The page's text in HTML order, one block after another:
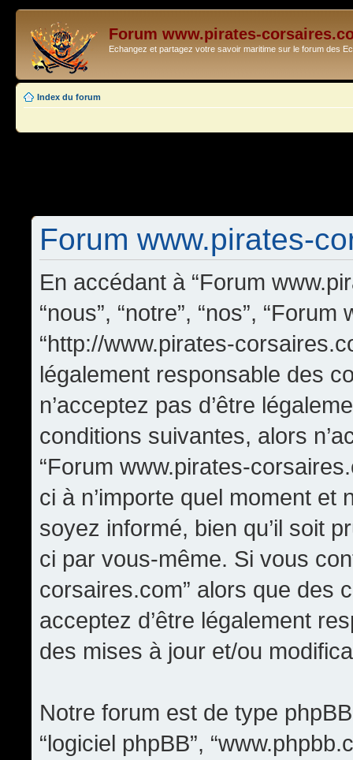
Forum www.pirates-
Echangez et partagez votre savoir maritime sur le forum des
Index du forum
Forum www.pirates-
En accédant à “Forum
“nous”, “notre”, “nos”,
“http://www.pirates-
légalement responsable des
n’acceptez pas d’être
conditions suivantes, alors
“Forum www.pirates-
ci à n’importe quel moment
soyez informé, bien qu’il soit
ci par vous-même. Si vous
corsaires.com” alors que des
acceptez d’être légalement
des mises à jour et/ou
Notre forum est de type phpBB
“logiciel phpBB”,